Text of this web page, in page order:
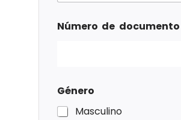
Número de
Género
Masculino